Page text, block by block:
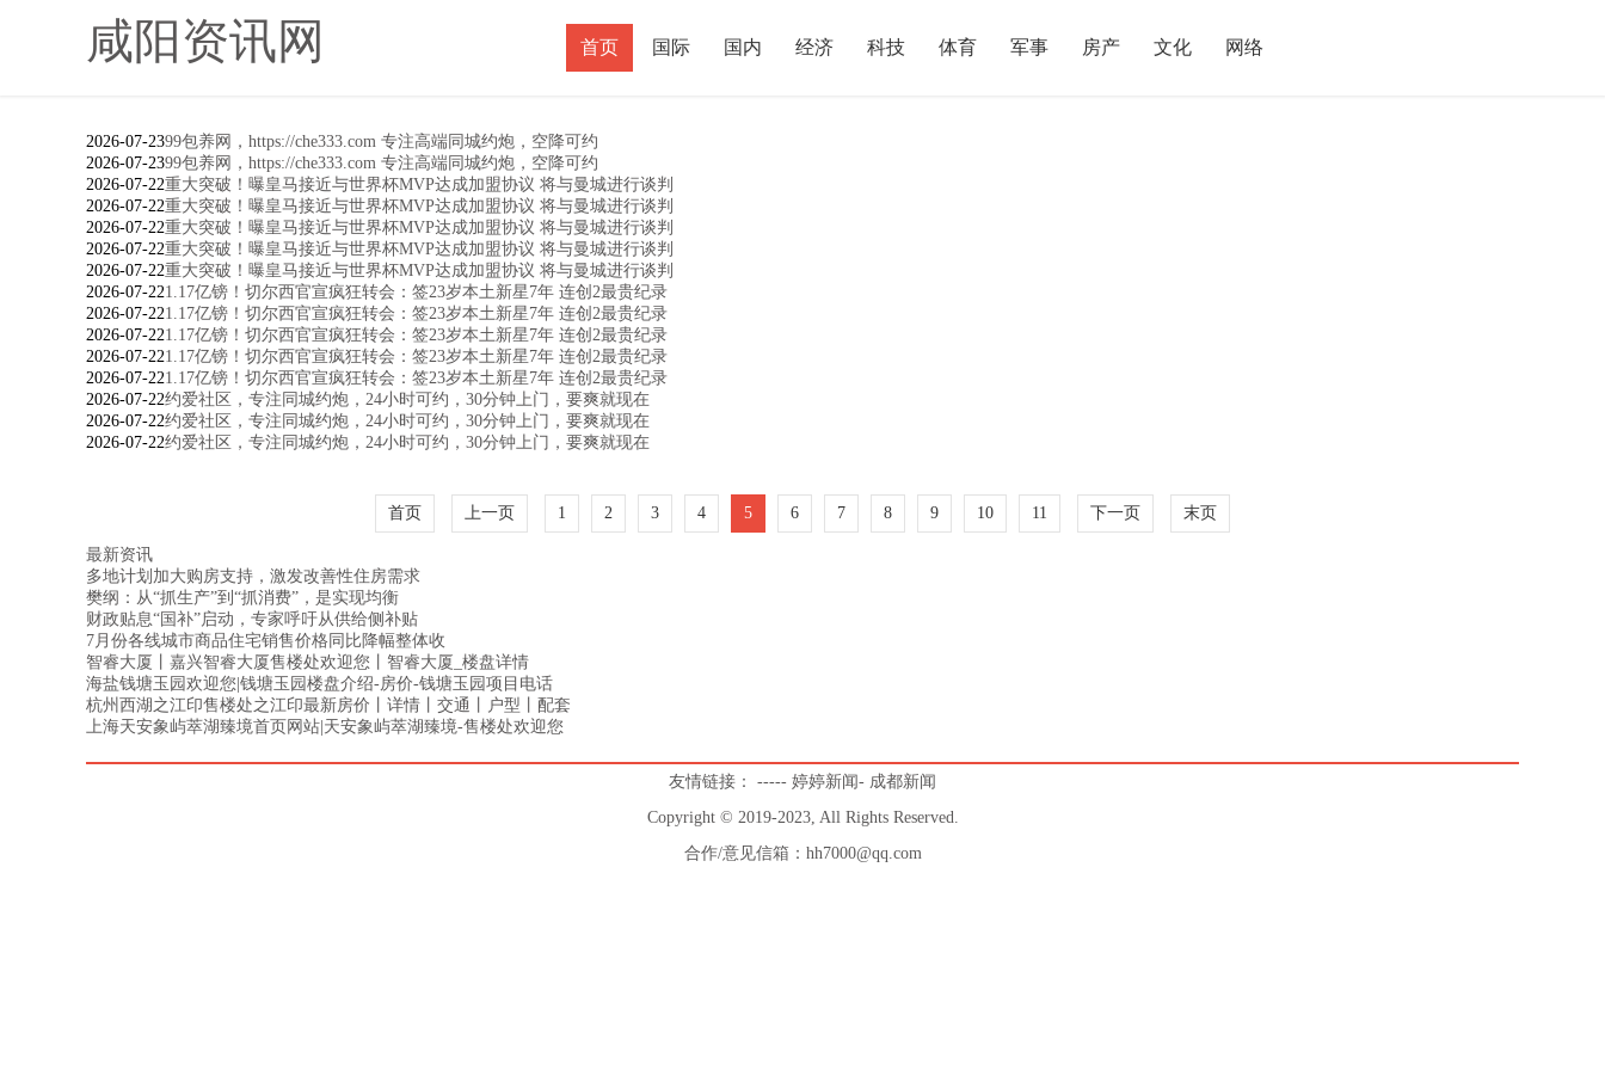
咸阳资讯网 首页 国际 国内 经济 科技 体育 军事 房产 文化 网络
2026-07-2399包养网，https://che333.com 专注高端同城约炮，空降可约
2026-07-2399包养网，https://che333.com 专注高端同城约炮，空降可约
2026-07-22重大突破！曝皇马接近与世界杯MVP达成加盟协议 将与曼城进行谈判
2026-07-22重大突破！曝皇马接近与世界杯MVP达成加盟协议 将与曼城进行谈判
2026-07-22重大突破！曝皇马接近与世界杯MVP达成加盟协议 将与曼城进行谈判
2026-07-22重大突破！曝皇马接近与世界杯MVP达成加盟协议 将与曼城进行谈判
2026-07-22重大突破！曝皇马接近与世界杯MVP达成加盟协议 将与曼城进行谈判
2026-07-221.17亿镑！切尔西官宣疯狂转会：签23岁本土新星7年 连创2最贵纪录
2026-07-221.17亿镑！切尔西官宣疯狂转会：签23岁本土新星7年 连创2最贵纪录
2026-07-221.17亿镑！切尔西官宣疯狂转会：签23岁本土新星7年 连创2最贵纪录
2026-07-221.17亿镑！切尔西官宣疯狂转会：签23岁本土新星7年 连创2最贵纪录
2026-07-221.17亿镑！切尔西官宣疯狂转会：签23岁本土新星7年 连创2最贵纪录
2026-07-22约爱社区，专注同城约炮，24小时可约，30分钟上门，要爽就现在
2026-07-22约爱社区，专注同城约炮，24小时可约，30分钟上门，要爽就现在
2026-07-22约爱社区，专注同城约炮，24小时可约，30分钟上门，要爽就现在
首页 上一页 1 2 3 4 5 6 7 8 9 10 11 下一页 末页
最新资讯
多地计划加大购房支持，激发改善性住房需求
樊纲：从“抓生产”到“抓消费”，是实现均衡
财政贴息“国补”启动，专家呼吁从供给侧补贴
7月份各线城市商品住宅销售价格同比降幅整体收
智睿大厦丨嘉兴智睿大厦售楼处欢迎您丨智睿大厦_楼盘详情
海盐钱塘玉园欢迎您|钱塘玉园楼盘介绍-房价-钱塘玉园项目电话
杭州西湖之江印售楼处之江印最新房价丨详情丨交通丨户型丨配套
上海天安象屿萃湖臻境首页网站|天安象屿萃湖臻境-售楼处欢迎您
友情链接： ----- 婷婷新闻- 成都新闻
Copyright © 2019-2023, All Rights Reserved.
合作/意见信箱：hh7000@qq.com